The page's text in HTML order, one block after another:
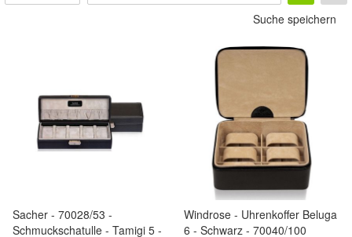
Suche speichern
Sacher - 70028/53 -
Schmuckschatulle - Tamigi 5 -
Windrose - Uhrenkoffer Beluga
6 - Schwarz - 70040/100